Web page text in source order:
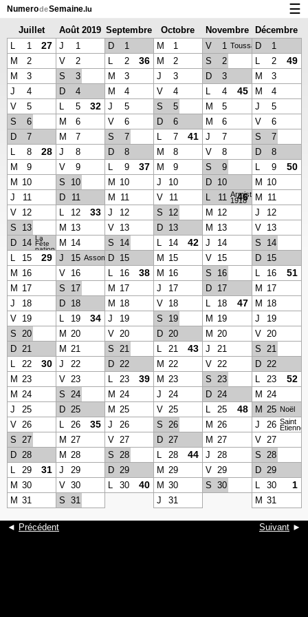
NumerodeSemaine.lu
Calendrier avec jours fériés et numéro des semaines
À propos de NumeroDeSemaine.lu
Confidentialité et cookies
☰
Juillet
2019
Août 2019 Septembre
2019
Octobre
2019
Novembre
2019
Décembre
2019
L 1 27 J 1 D 1 M 1 V 1 Toussaint
D
1
M
2 V 2 L 2 36 M 2 S 2 L 2 49
M 3 S 3 M 3 J 3 D 3 M
3
J
4 D 4 M 4 V 4 L 4 45 M
4
V
5 L 5 32 J 5 S 5 M 5 J
5
S
6 M 6 V 6 D 6 M 6 V
6
D
7 M 7 S 7 L 7 41 J 7 S
7
L
8 28 J 8 D 8 M 8 V 8 D
8
M
9 V 9 L 9 37 M 9 S 9 L 9 50
M 10 S 10 M 10 J 10 D 10 M 10
J
11 D 11 M 11 V 11 L 11 46
Armistice
1918 M
11
V 12 L 12 33 J 12 S 12 M 12 J
12
S
13 M 13 V 13 D 13 M 13 V 13
D 14 La
Fête
nationale
M 14 S 14 L 14 42 J 14 S
14
L
15 29 J 15 Assomption
D 15 M 15 V 15 D 15
M 16 V 16 L 16 38 M 16 S 16 L 16 51
M 17 S 17 M 17 J 17 D 17 M 17
J
18 D 18 M 18 V 18 L 18 47 M 18
V 19 L 19 34 J 19 S 19 M 19 J
19
S 20 M 20 V 20 D 20 M 20 V 20
D 21 M 21 S 21 L 21 43 J 21 S 21
L
22 30 J 22 D 22 M 22 V 22 D 22
M 23 V 23 L 23 39 M 23 S 23 L 23 52
M 24 S 24 M 24 J 24 D 24 M 24
J
25 D 25 M 25 V 25 L 25 48 M 25 Noël
V 26 L 26 35 J 26 S 26 M 26 J 26 Saint
Etienne
S 27 M 27 V 27 D 27 M 27 V 27
D 28 M 28 S 28 L 28 44 J 28 S 28
L
29 31 J 29 D 29 M 29 V 29 D 29
M 30 V 30 L 30 40 M 30 S 30 L 30 1
M 31 S 31 J 31 M 31
◄ Précédent Suivant ►